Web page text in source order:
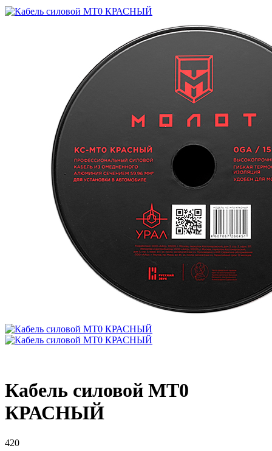
Кабель силовой МТ0
КРАСНЫЙ
420